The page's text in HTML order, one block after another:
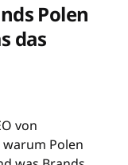
Polen
das
von
Polen